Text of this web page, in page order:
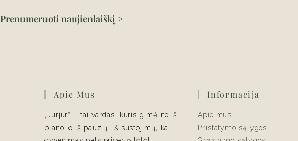
Prenumeruoti naujienlaiškį >
Apie Mus
„Jurjur“ – tai vardas, kuris gimė ne iš
plano, o iš pauzių. Iš sustojimų, kai
Informacija
Apie mus
Pristatymo sąlygos